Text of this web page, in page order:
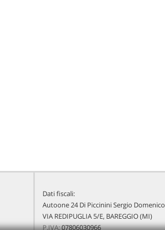
Dati fiscali:
Autoone 24 Di Piccinini Sergio Domenico
VIA REDIPUGLIA 5/E, BAREGGIO (MI)
P.IVA:07806030966